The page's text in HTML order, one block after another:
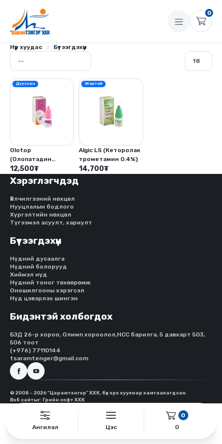
0
Нүүр хуудас Бүтээгдэхүүн
Дууссан
Olotop
(Олопатадин
гидрохлорид 0.1%
-5мл, Бензалкониум
хлорид- 0.01%)
12,500₮
Жортой
Algic LS (Кеторолак
трометамин 0.4%)
14,700₮
Ангилал Цэс
0
0
Хэрэглэгчдэд
Үйлчилгээний нөхцөл
Нууцлалын бодлого
Хүргэлтийн нөхцөл
Түгээмэл асуулт, хариулт
Бүтээгдэхүүн
Нүдний дусаалга
Нүдний болорууд
Хиймэл нүд
Нүдний тоног төхөөрөмж
Оношилгооны хэрэгсэл
Нүд цэвэрлэх шингэн
Бидэнтэй холбогдох
БЗД 26-р хороо, Олимп хороолол,HCC барилга, 5 давхарт 503,
506 тоот
(+976) 77110144
tsaramtenger@gmail.com
© 2008 - 2026 "Царамтэнгэр" ХХК, бүх эрх хуулиар хамгаалагдсан
Вэб сайтыг: Грийн софт ХХК